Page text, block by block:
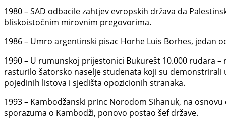
1980 – SAD odbacile zahtjev evropskih država da
bliskoistočnim mirovnim pregovorima.
1986 – Umro argentinski pisac Horhe Luis Borhes, jedan
1990 – U rumunskoj prijestonici Bukurešt 10.000 rudara
rasturilo šatorsko naselje studenata koji su
pojedinih listova i sjedišta opozicionih stranaka.
1993 – Kambodžanski princ Norodom Sihanuk, na
sporazuma o Kambodži, ponovo postao šef države.